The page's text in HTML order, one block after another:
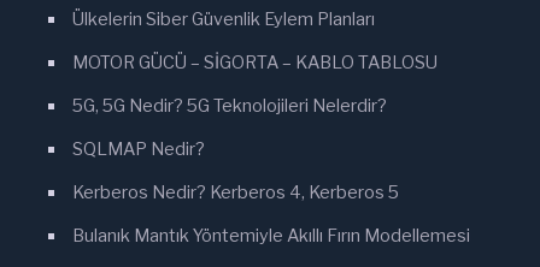
Ülkelerin Siber Güvenlik Eylem Planları
MOTOR GÜCÜ – SİGORTA – KABLO TABLOSU
5G, 5G Nedir? 5G Teknolojileri Nelerdir?
SQLMAP Nedir?
Kerberos Nedir? Kerberos 4, Kerberos 5
Bulanık Mantık Yöntemiyle Akıllı Fırın Modellemesi